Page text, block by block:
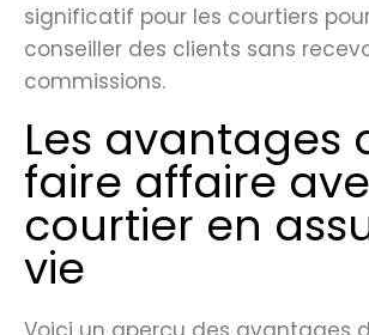
significatif pour les courtiers
conseiller des clients sans
commissions.
Les avantages
faire affaire
courtier en
vie